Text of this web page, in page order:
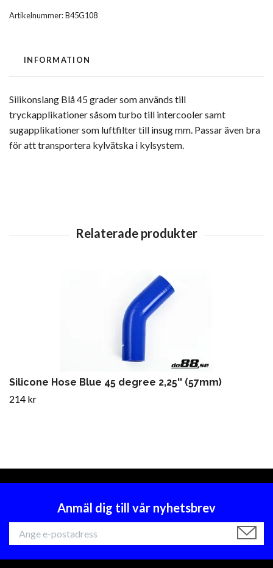
Artikelnummer:B45G108
INFORMATION
Silikonslang Blå 45 grader som används till
tryckapplikationer såsom turbo till intercooler samt
sugapplikationer som luftfilter till insug mm. Passar även bra
för att transportera kylvätska i kylsystem.
Silicone Hose Blue 45 degree 2,25'' (57mm)
214 kr
Anmäl dig till vår nyhetsbrev